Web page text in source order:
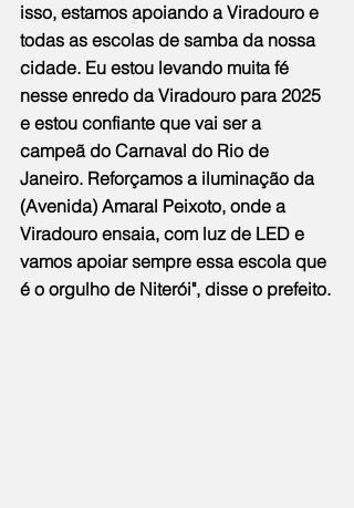
isso, estamos apoiando a Viradouro e
todas as escolas de samba da nossa
cidade. Eu estou levando muita fé
nesse enredo da Viradouro para 2025
e estou confiante que vai ser a
campeã do Carnaval do Rio de
Janeiro. Reforçamos a iluminação da
(Avenida) Amaral Peixoto, onde a
Viradouro ensaia, com luz de LED e
vamos apoiar sempre essa escola que
é o orgulho de Niterói", disse o prefeito.